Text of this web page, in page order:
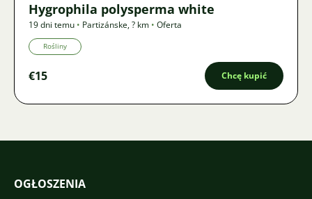
Hygrophila polysperma white
19 dni temu • Partizánske,? km • Oferta
Rośliny
€15 Chcę kupić
OGŁOSZENIA